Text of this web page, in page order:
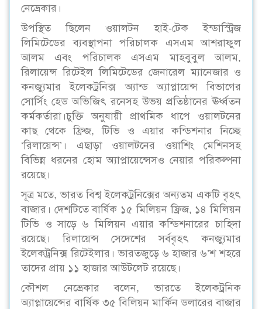
নেভ্রেকার।
উপস্থিত ছিলেন ওয়ালটন হাই-টেক ইন্ডাস্ট্রিজ
লিমিটেডের ব্যবস্থাপনা পরিচালক এসএম আশরাফুল
আলম এবং পরিচালক এসএম মাহবুবুল আলম,
রিলায়েন্স রিটেইল লিমিটেডের জেনারেল ম্যানেজার ও
কনজ্যুমার ইলেকট্রনিক্স অ্যান্ড অ্যাপ্লায়েন্স বিভাগের
সোর্সিং হেড অভিজিৎ রনেসহ উভয় প্রতিষ্ঠানের ঊর্ধ্বতন
কর্মকর্তারা।চুক্তি অনুযায়ী প্রাথমিক ধাপে ওয়ালটনের
কাছ থেকে ফ্রিজ, টিভি ও এয়ার কন্ডিশনার নিচ্ছে
‘রিলায়েন্স’। এছাড়া ওয়ালটনের ওয়াশিং মেশিনসহ
বিভিন্ন ধরনের হোম অ্যাপ্লায়েন্সেসও নেয়ার পরিকল্পনা
রয়েছে।
সূত্র মতে, ভারত বিশ্ব ইলেকট্রনিক্সের অন্যতম একটি বৃহৎ
বাজার। দেশটিতে বার্ষিক ১৫ মিলিয়ন ফ্রিজ, ১৪ মিলিয়ন
টিভি ও সাড়ে ৬ মিলিয়ন এয়ার কন্ডিশনারের চাহিদা
রয়েছে। রিলায়েন্স সেদেশের সর্ববৃহৎ কনজ্যুমার
ইলেকট্রনিক্স রিটেইলার। ভারতজুড়ে ৬ হাজার ৬’শ শহরে
তাদের প্রায় ১১ হাজার আউটলেট রয়েছে।
কৌশল নেভ্রেকার বলেন, ভারতে ইলেকট্রনিক
অ্যাপ্লায়েন্সের বার্ষিক ৩৫ বিলিয়ন মার্কিন ডলারের বাজার